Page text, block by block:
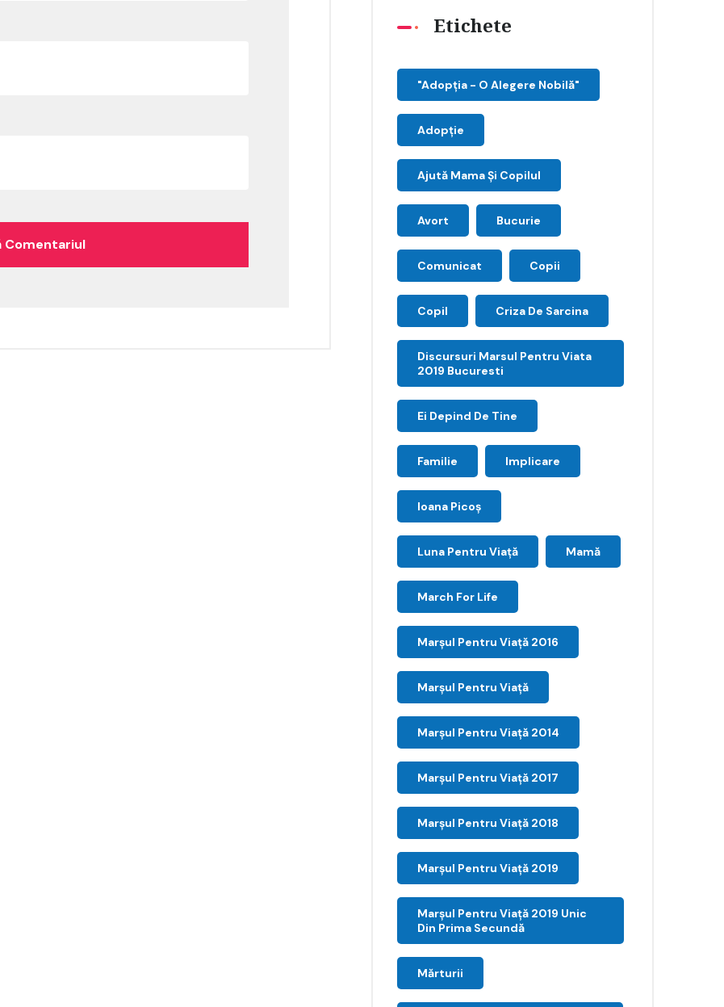
Etichete
"Adopţia - O Alegere Nobilă"
Adopție
Ajută Mama Și Copilul
Avort Bucurie
Comunicat Copii
Copil Criza De Sarcina
Discursuri Marsul Pentru Viata
2019 Bucuresti
Ei Depind De Tine
Familie Implicare
Ioana Picoş
Luna Pentru Viață Mamă
March For Life
Marşul Pentru Viaţă 2016
Marșul Pentru Viață
Marșul Pentru Viață 2014
Marșul Pentru Viață 2017
Marșul Pentru Viață 2018
Marșul Pentru Viață 2019
Marșul Pentru Viață 2019 Unic
Din Prima Secundă
Mărturii